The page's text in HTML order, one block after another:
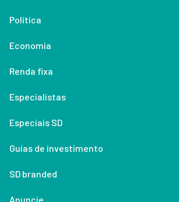
Política
Economia
Renda fixa
Especialistas
Especiais SD
Guias de investimento
SD branded
Anuncie